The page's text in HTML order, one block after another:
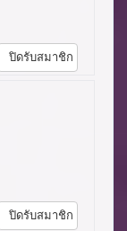
ปิดรับสมาชิก
ปิดรับสมาชิก